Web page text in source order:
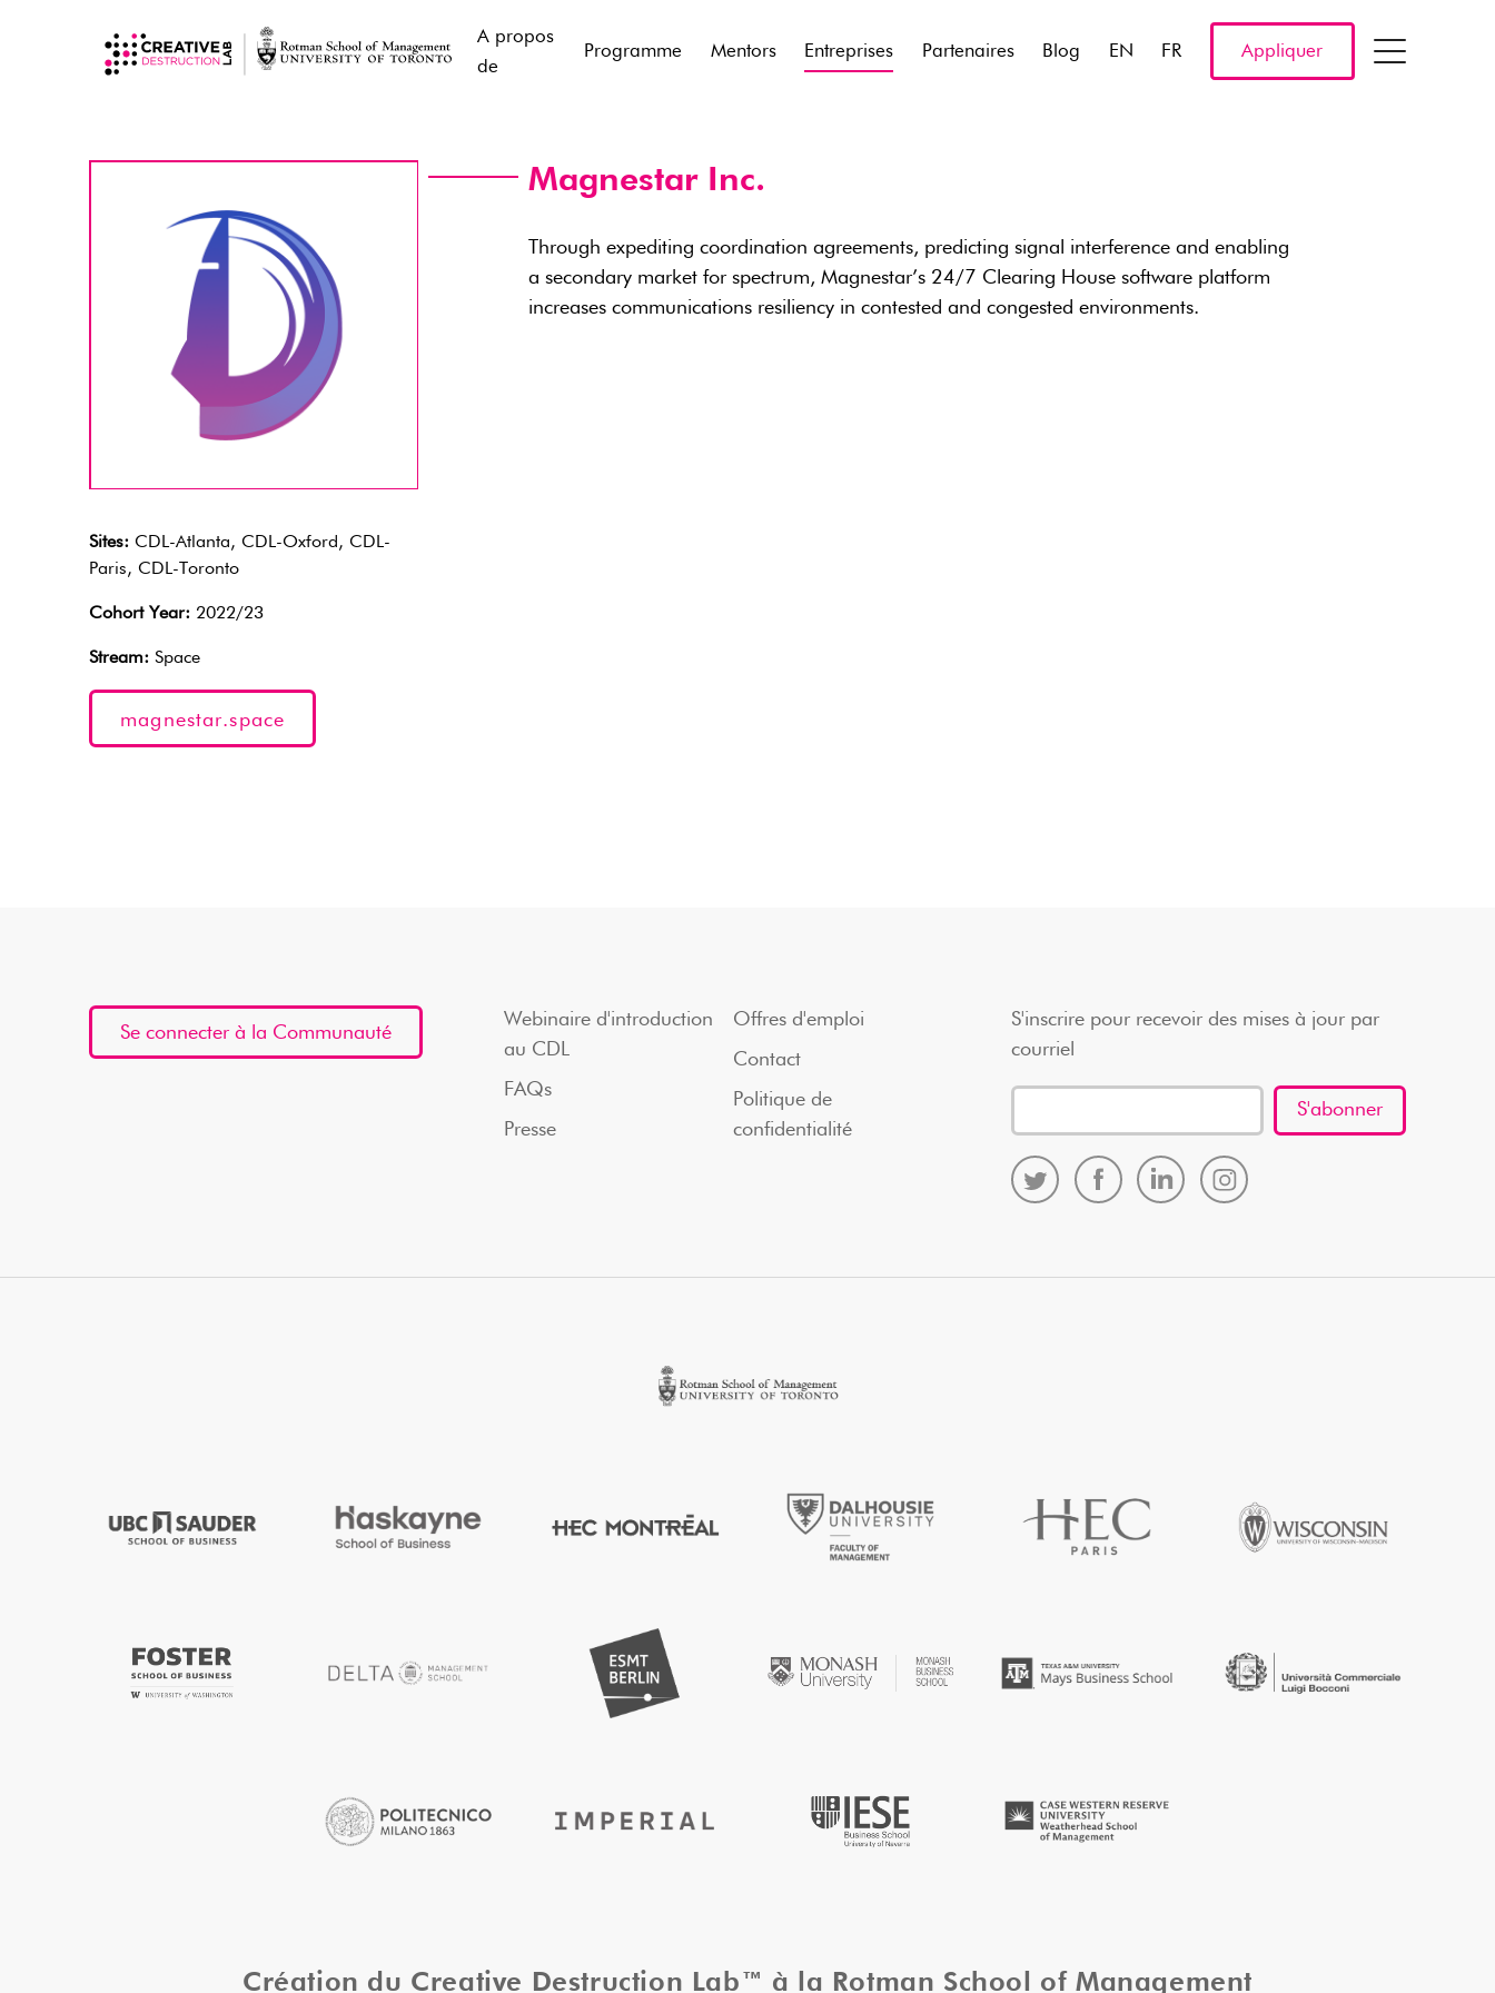
A propos
de
Programme Mentors Entreprises Partenaires Blog EN FR Appliquer
Sites: CDL-Atlanta, CDL-Oxford, CDL-
Paris, CDL-Toronto
Cohort Year: 2022/23
Stream: Space
magnestar.space
Magnestar Inc.
Through expediting coordination agreements, predicting signal interference and enabling
a secondary market for spectrum, Magnestar’s 24/7 Clearing House software platform
increases communications resiliency in contested and congested environments.
Se connecter à la Communauté
Webinaire d'introduction
au CDL
FAQs
Presse
Offres d'emploi
Contact
Politique de
confidentialité
S'inscrire pour recevoir des mises à jour par
courriel
Création du Creative Destruction Lab™ à la Rotman School of Management